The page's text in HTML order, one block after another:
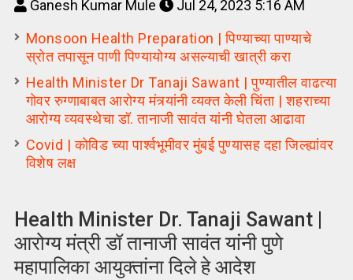
Ganesh Kumar Mule
Jul 24, 2023 5:16 AM
Monsoon Health Preparation | पिण्याच्या पाण्याचे
स्रोत तपासून पाणी पिण्यायोग्य असल्याची खात्री करा
Health Minister Dr Tanaji Sawant | पुण्यातील वाढत्या
गोवर रुग्णाबाबत आरोग्य मंत्र्यांनी व्यक्त केली चिंता | शहराच्या
आरोग्य व्यवस्थेचा डॉ. तानाजी सावंत यांनी घेतला आढावा
Covid | कोविड च्या पार्श्वभूमीवर मुंबई पुण्यासह दहा जिल्ह्यांवर
विशेष लक्ष
Health Minister Dr. Tanaji Sawant |
आरोग्य मंत्री डॉ तानाजी सावंत यांनी पुणे
महापालिका आयुक्तांना दिले हे आदेश